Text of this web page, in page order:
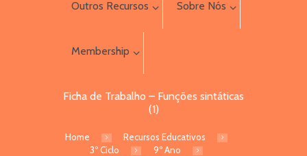
Outros Recursos Sobre Nós
Membership
Ficha de Trabalho – Funções sintáticas
(1)
Home
Recursos Educativos
3º Ciclo
9º Ano